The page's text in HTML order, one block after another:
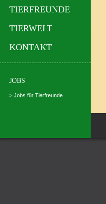
TIERFREUNDE
TIERWELT
KONTAKT
JOBS
> Jobs für Tierfreunde